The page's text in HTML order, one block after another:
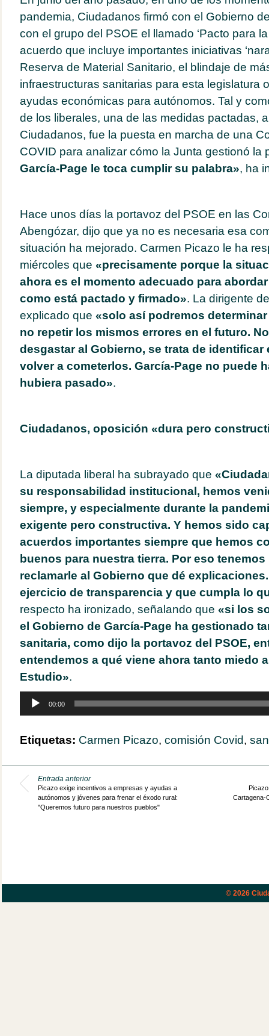
pandemia, Ciudadanos firmó con el Gobierno
con el grupo del PSOE el llamado ‘Pacto para
acuerdo que incluye importantes iniciativas
Reserva de Material Sanitario, el blindaje de
infraestructuras sanitarias para esta legislatura
ayudas económicas para autónomos. Tal y
de los liberales, una de las medidas pactadas,
Ciudadanos, fue la puesta en marcha de una
COVID para analizar cómo la Junta gestionó la
García-Page le toca cumplir su palabra», ha
Hace unos días la portavoz del PSOE en las
Abengózar, dijo que ya no es necesaria esa
situación ha mejorado. Carmen Picazo le ha
miércoles que «precisamente porque la
ahora es el momento adecuado para
como está pactado y firmado». La dirigente
explicado que «solo así podremos
no repetir los mismos errores en el futuro.
desgastar al Gobierno, se trata de identificar
volver a cometerlos. García-Page no puede
hubiera pasado».
Ciudadanos, oposición «dura pero
La diputada liberal ha subrayado que
su responsabilidad institucional, hemos
siempre, y especialmente durante la
exigente pero constructiva. Y hemos sido
acuerdos importantes siempre que hemos
buenos para nuestra tierra. Por eso
reclamarle al Gobierno que dé
ejercicio de transparencia y que cumpla lo
respecto ha ironizado, señalando que «si los
el Gobierno de García-Page ha gestionado
sanitaria, como dijo la portavoz del PSOE,
entendemos a qué viene ahora tanto miedo
Estudio».
Reproductor
audio
00:00
Etiquetas: Carmen Picazo, comisión Covid,
Entrada anterior
Picazo exige incentivos a empresas y ayudas a
autónomos y jóvenes para frenar el éxodo rural:
"Queremos futuro para nuestros pueblos"
Cartagena-
© 2026